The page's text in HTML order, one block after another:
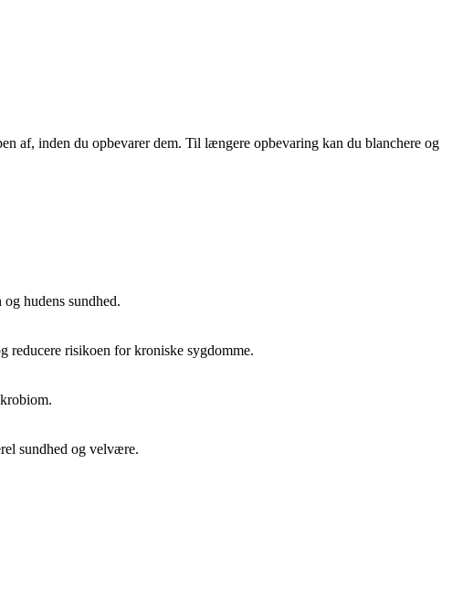
af, inden du opbevarer dem. Til længere opbevaring kan du blanchere og
hudens sundhed.
reducere risikoen for kroniske sygdomme.
sundhed og velvære.